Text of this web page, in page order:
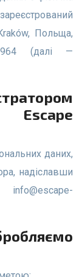
Польща,
(далі —
Escape
надіславши
info@escape-